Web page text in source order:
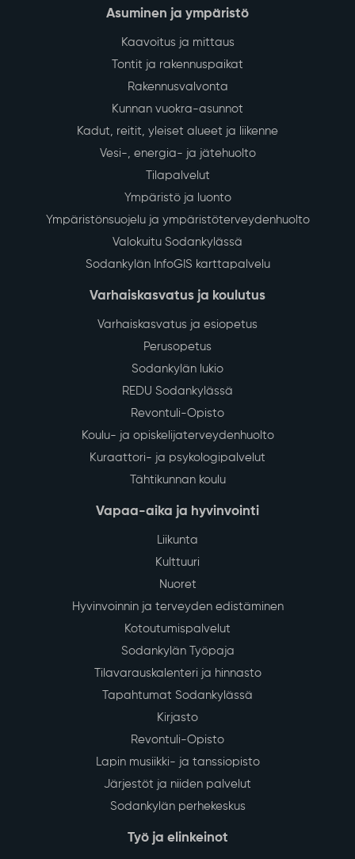
Asuminen ja ympäristö
Kaavoitus ja mittaus
Tontit ja rakennuspaikat
Rakennusvalvonta
Kunnan vuokra-asunnot
Kadut, reitit, yleiset alueet ja liikenne
Vesi-, energia- ja jätehuolto
Tilapalvelut
Ympäristö ja luonto
Ympäristönsuojelu ja ympäristöterveydenhuolto
Valokuitu Sodankylässä
Sodankylän InfoGIS karttapalvelu
Varhaiskasvatus ja koulutus
Varhaiskasvatus ja esiopetus
Perusopetus
Sodankylän lukio
REDU Sodankylässä
Revontuli-Opisto
Koulu- ja opiskelijaterveydenhuolto
Kuraattori- ja psykologipalvelut
Tähtikunnan koulu
Vapaa-aika ja hyvinvointi
Liikunta
Kulttuuri
Nuoret
Hyvinvoinnin ja terveyden edistäminen
Kotoutumispalvelut
Sodankylän Työpaja
Tilavarauskalenteri ja hinnasto
Tapahtumat Sodankylässä
Kirjasto
Revontuli-Opisto
Lapin musiikki- ja tanssiopisto
Järjestöt ja niiden palvelut
Sodankylän perhekeskus
Työ ja elinkeinot